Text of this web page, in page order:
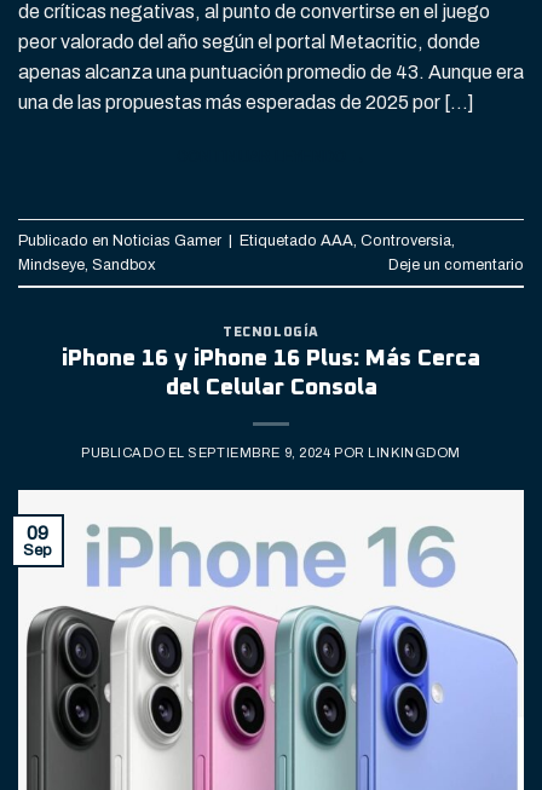
de críticas negativas, al punto de convertirse en el juego
peor valorado del año según el portal Metacritic, donde
apenas alcanza una puntuación promedio de 43. Aunque era
una de las propuestas más esperadas de 2025 por […]
Publicado en Noticias Gamer | Etiquetado AAA, Controversia,
Mindseye, Sandbox Deje un comentario
TECNOLOGÍA
iPhone 16 y iPhone 16 Plus: Más Cerca
del Celular Consola
PUBLICADO EL SEPTIEMBRE 9, 2024 POR LINKINGDOM
09
Sep